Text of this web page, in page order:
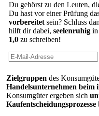
Du gehörst zu den Leuten,
Du hast vor einer Prüfung
vorbereitet sein? Schluss
hilft dir dabei, seelenruhig in
1,0 zu schreiben!
Zielgruppen des
Handelsunternehmen
Konsumgüter ergeben sich
Kaufentscheidungsprozesse